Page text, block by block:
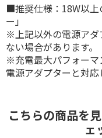
■推奨仕様：18W以上
ー」
※上記以外の電源アダ
ない場合があります。
※充電最大パフォーマ
電源アダプターと対応
こちらの商品を
ェ